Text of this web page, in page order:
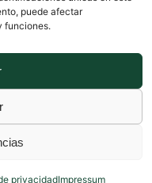
puede afectar
funciones.
privacidadImpressum